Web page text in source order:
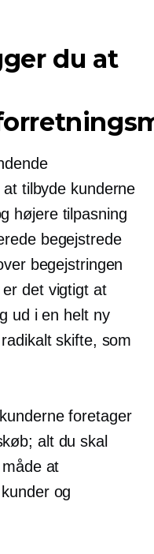
du at
tilbyde kunderne
højere tilpasning
begejstrede
begejstringen
det vigtigt at
ud i en helt ny
skifte, som
foretager
alt du skal
at
og